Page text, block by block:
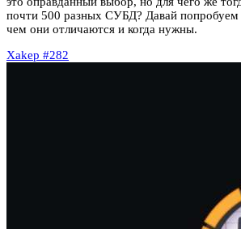
почти 500 разных СУБД? Давай попробуем
чем они отличаются и когда нужны.
Xakep #282